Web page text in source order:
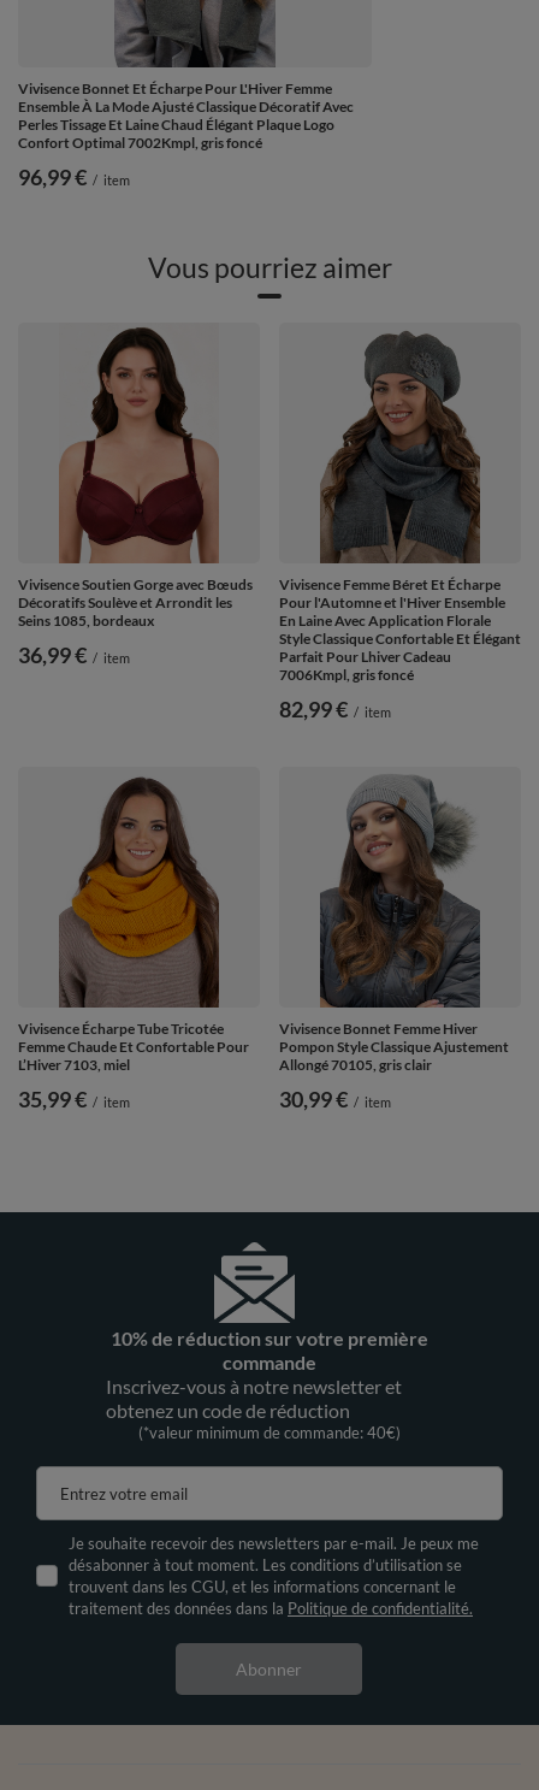
Vivisence Bonnet Et Écharpe Pour L'Hiver Femme
Ensemble À La Mode Ajusté Classique Décoratif Avec
Perles Tissage Et Laine Chaud Élégant Plaque Logo
Confort Optimal 7002Kmpl, gris foncé
96,99 € / item
Vous pourriez aimer
Vivisence Soutien Gorge avec Bœuds
Décoratifs Soulève et Arrondit les
Seins 1085, bordeaux
36,99 € / item
Vivisence Femme Béret Et Écharpe
Pour l'Automne et l'Hiver Ensemble
En Laine Avec Application Florale
Style Classique Confortable Et Élégant
Parfait Pour Lhiver Cadeau
7006Kmpl, gris foncé
82,99 € / item
Vivisence Écharpe Tube Tricotée
Femme Chaude Et Confortable Pour
L’Hiver 7103, miel
35,99 € / item
Vivisence Bonnet Femme Hiver
Pompon Style Classique Ajustement
Allongé 70105, gris clair
30,99 € / item
10% de réduction sur votre première
commande
Inscrivez-vous à notre newsletter et
obtenez un code de réduction
(*valeur minimum de commande: 40€)
Entrez votre email
Je souhaite recevoir des newsletters par e-mail. Je peux me
désabonner à tout moment. Les conditions d’utilisation se
trouvent dans les CGU, et les informations concernant le
traitement des données dans la Politique de confidentialité.
Abonner